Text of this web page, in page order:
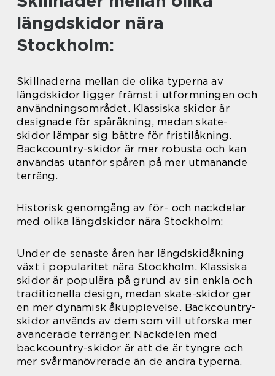
längdskidor nära
Stockholm:
Skillnaderna mellan de olika typerna av
längdskidor ligger främst i utformningen och
användningsområdet. Klassiska skidor är
designade för spåråkning, medan skate-
skidor lämpar sig bättre för fristilåkning.
Backcountry-skidor är mer robusta och kan
användas utanför spåren på mer utmanande
terräng.
Historisk genomgång av för- och nackdelar
med olika längdskidor nära Stockholm:
Under de senaste åren har längdskidåkning
växt i popularitet nära Stockholm. Klassiska
skidor är populära på grund av sin enkla och
traditionella design, medan skate-skidor ger
en mer dynamisk åkupplevelse. Backcountry-
skidor används av dem som vill utforska mer
avancerade terränger. Nackdelen med
backcountry-skidor är att de är tyngre och
mer svårmanövrerade än de andra typerna.